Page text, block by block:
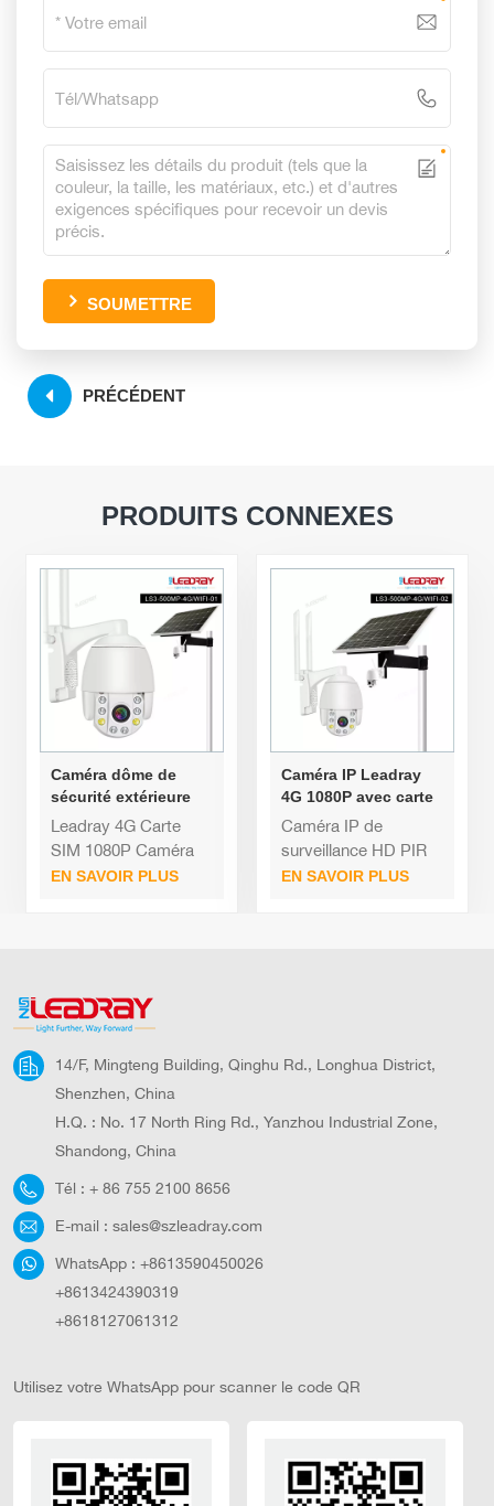
SOUMETTRE
PRÉCÉDENT
PRODUITS CONNEXES
Caméra dôme de
sécurité extérieure
sans fil PTZ IP 1080P
à énergie solaire
Leadray 4G Carte
SIM 1080P Caméra
WIFI Panneau solaire
bidirectionnelle CCTV
extérieure. Détails
EN SAVOIR PLUS
Caméra IP Leadray
4G 1080P avec carte
mémoire, panneau
solaire, batterie,
l'extérieur
Caméra IP de
surveillance HD PIR
2MP à faible
EN SAVOIR PLUS
14/F, Mingteng Building, Qinghu Rd., Longhua District,
Shenzhen, China
H.Q. : No. 17 North Ring Rd., Yanzhou Industrial Zone,
Shandong, China
Tél : + 86 755 2100 8656
E-mail : sales@szleadray.com
WhatsApp : +8613590450026
+8613424390319
+8618127061312
Utilisez votre WhatsApp pour scanner le code QR